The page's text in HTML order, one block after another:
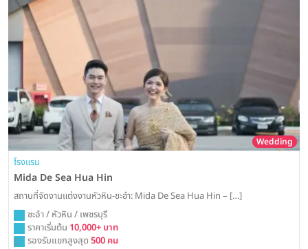
Wedding
โรงแรม
Mida De Sea Hua Hin
สถานที่จัดงานแต่งงานหัวหิน-ชะอำ: Mida De Sea Hua Hin – […]
ชะอำ / หัวหิน / เพชรบุรี
ราคาเริ่มต้น 10,000+ บาท
รองรับแขกสูงสุด 500 คน